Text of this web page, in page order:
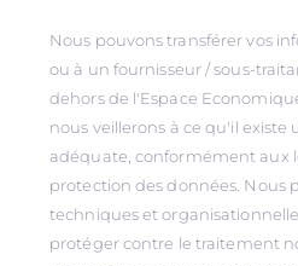
Nous pouvons transférer vos
ou à un fournisseur / sous-
dehors de l'Espace
nous veillerons à ce qu'il existe
adéquate, conformément aux
protection des données. Nous
techniques et
protéger contre le traitement